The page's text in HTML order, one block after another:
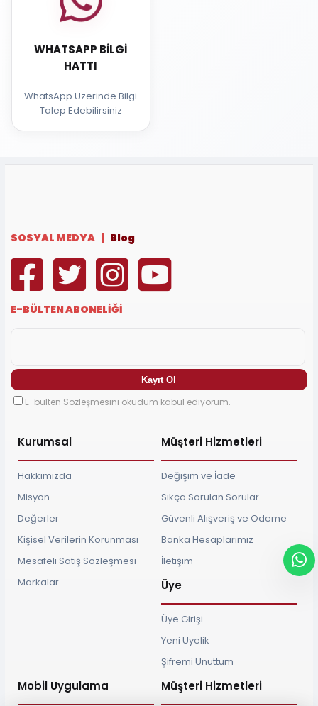
WHATSAPP BILGI
HATTI
WhatsApp Üzerinde Bilgi
Talep Edebilirsiniz
SOSYAL MEDYA | Blog
E-BÜLTEN ABONELİĞİ
E-bülten Sözleşmesini okudum kabul ediyorum.
Kurumsal
Hakkımızda
Misyon
Değerler
Kişisel Verilerin Korunması
Mesafeli Satış Sözleşmesi
Markalar
Müşteri Hizmetleri
Değişim ve İade
Sıkça Sorulan Sorular
Güvenli Alışveriş ve Ödeme
Banka Hesaplarımız
İletişim
Üye
Üye Girişi
Yeni Üyelik
Şifremi Unuttum
Mobil Uygulama Müşteri Hizmetleri